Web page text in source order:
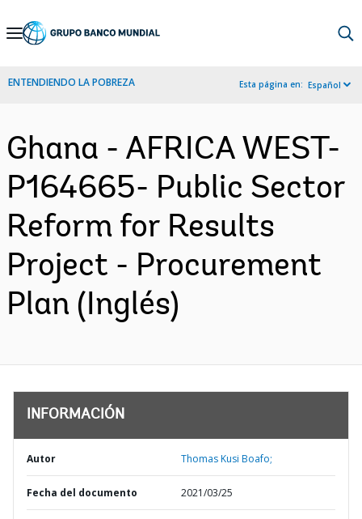
Skip
Navigation
ENTENDIENDO LA POBREZA Esta página en: Español
Ghana - AFRICA WEST-
P164665- Public Sector
Reform for Results
Project - Procurement
Plan (Inglés)
INFORMACIÓN
Autor Thomas Kusi Boafo;
Fecha del documento 2021/03/25